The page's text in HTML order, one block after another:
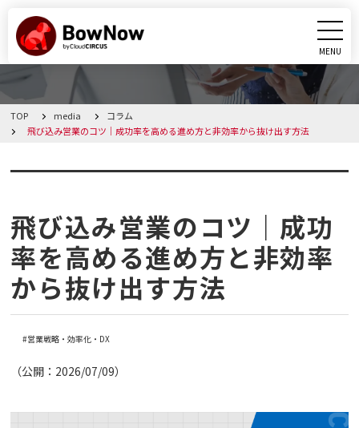
MENU
CLOSE
BowNowとは
課題別活用シーン
機能
料金・プラン
導入事例
メディア
TOP media
コラム
飛び込み営業のコツ｜成功率を高める進め方と非効率から抜け出す方法
コラム
飛び込み営業のコツ｜成功
率を高める進め方と非効率
から抜け出す方法
営業戦略・効率化・DX
（公開：2026/07/09）